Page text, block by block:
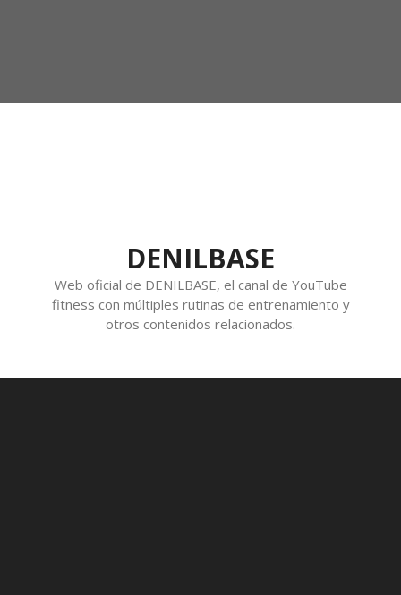
DENILBASE
Web oficial de DENILBASE, el canal de YouTube
fitness con múltiples rutinas de entrenamiento y
otros contenidos relacionados.